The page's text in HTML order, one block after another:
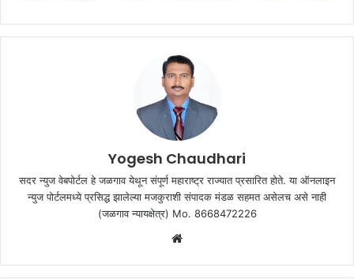
Yogesh Chaudhari
सदर न्युज वेबपोर्टल हे जळगाव येथून संपूर्ण महाराष्ट्र राज्यात प्रसारित होते. या ऑनलाइन
न्युज पोर्टलमध्ये प्रसिद्ध झालेल्या मजकुराशी संपादक मंडळ सहमत असेलच असे नाही
(जळगाव न्यायक्षेत्र) Mo. 8668472226
Website